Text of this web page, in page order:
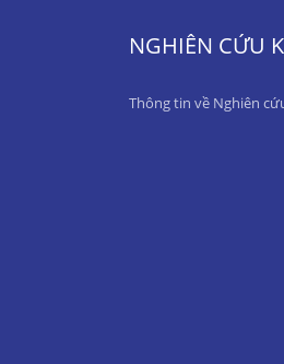
NGHIÊN CỨU
Thông tin về Nghiên